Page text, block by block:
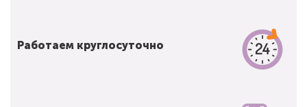
Работаем круглосуточно